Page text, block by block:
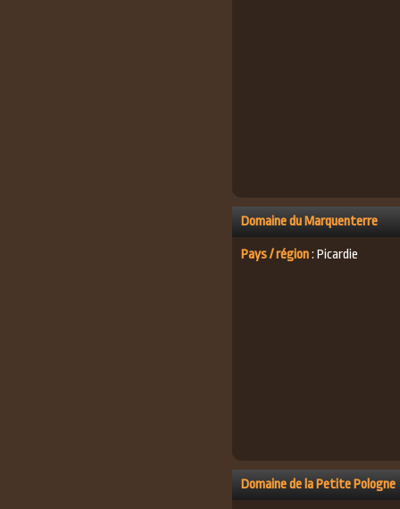
Domaine du Marquenterre
Pays / région: Picardie
Domaine de la Petite Pologne